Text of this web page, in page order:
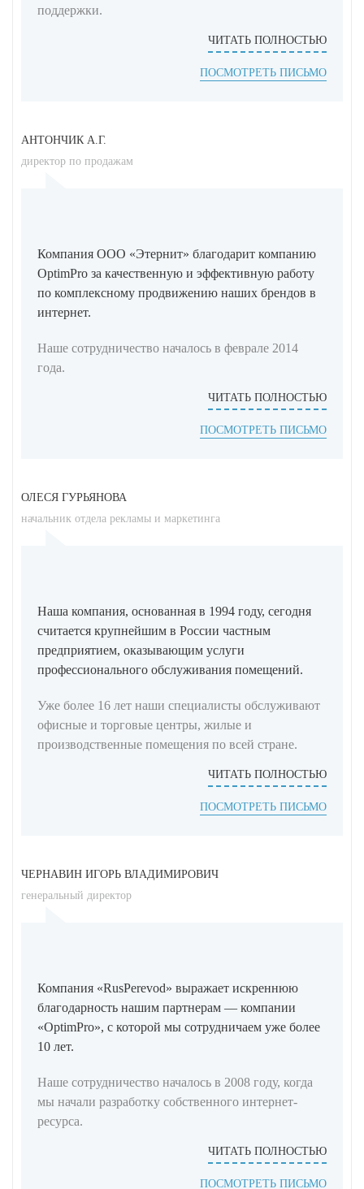
ПОСМОТРЕТЬ ПИСЬМО
поддержки.
ЧИТАТЬ ПОЛНОСТЬЮ
ПОСМОТРЕТЬ ПИСЬМО
АНТОНЧИК А.Г.
директор по продажам
Компания ООО «Этернит» благодарит компанию
OptimPro за качественную и эффективную работу
по комплексному продвижению наших брендов в
интернет.
Наше сотрудничество началось в феврале 2014
года.
ЧИТАТЬ ПОЛНОСТЬЮ
ПОСМОТРЕТЬ ПИСЬМО
ОЛЕСЯ ГУРЬЯНОВА
начальник отдела рекламы и маркетинга
Наша компания, основанная в 1994 году, сегодня
считается крупнейшим в России частным
предприятием, оказывающим услуги
профессионального обслуживания помещений.
Уже более 16 лет наши специалисты обслуживают
офисные и торговые центры, жилые и
производственные помещения по всей стране.
ЧИТАТЬ ПОЛНОСТЬЮ
ПОСМОТРЕТЬ ПИСЬМО
ЧЕРНАВИН ИГОРЬ ВЛАДИМИРОВИЧ
генеральный директор
Компания «RusPerevod» выражает искреннюю
благодарность нашим партнерам — компании
«OptimPro», с которой мы сотрудничаем уже более
10 лет.
Наше сотрудничество началось в 2008 году, когда
мы начали разработку собственного интернет-
ресурса.
ЧИТАТЬ ПОЛНОСТЬЮ